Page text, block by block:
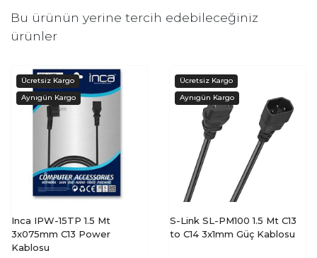
Bu ürünün yerine tercih edebileceğiniz
ürünler
Inca IPW-15TP 1.5 Mt
3x075mm C13 Power
Kablosu
S-Link SL-PM100 1.5 Mt C13
to C14 3x1mm Güç Kablosu